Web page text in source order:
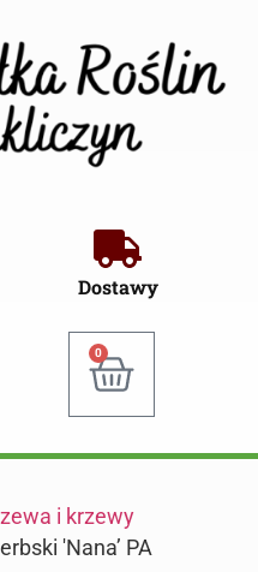
Dostawy
0
i krzewy
'Nana’ PA